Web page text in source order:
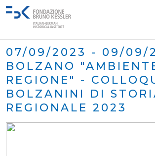
07/09/2023 - 09/09/
BOLZANO
REGIONE" -
BOLZANINI DI
REGIONALE 2023